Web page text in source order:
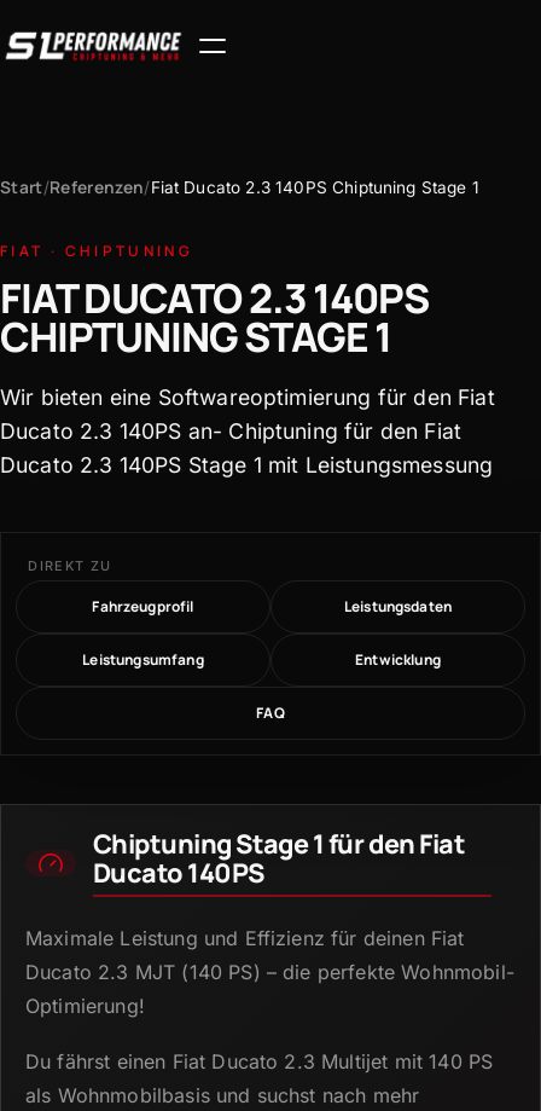
Start/Referenzen/Fiat Ducato 2.3 140PS Chiptuning Stage 1
FIAT · CHIPTUNING
FIAT DUCATO 2.3 140PS
CHIPTUNING STAGE 1
Wir bieten eine Softwareoptimierung für den Fiat
Ducato 2.3 140PS an- Chiptuning für den Fiat
Ducato 2.3 140PS Stage 1 mit Leistungsmessung
DIREKT ZU
Fahrzeugprofil Leistungsdaten
Leistungsumfang Entwicklung
FAQ
Chiptuning Stage 1 für den Fiat
Ducato 140PS
Maximale Leistung und Effizienz für deinen Fiat
Ducato 2.3 MJT (140 PS) – die perfekte Wohnmobil-
Optimierung!
Du fährst einen Fiat Ducato 2.3 Multijet mit 140 PS
als Wohnmobilbasis und suchst nach mehr